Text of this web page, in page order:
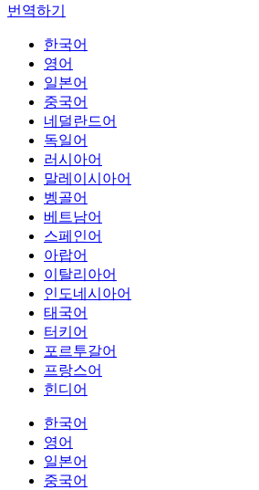
번역하기
한국어
영어
일본어
중국어
네덜란드어
독일어
러시아어
말레이시아어
벵골어
베트남어
스페인어
아랍어
이탈리아어
인도네시아어
태국어
터키어
포르투갈어
프랑스어
힌디어
한국어
영어
일본어
중국어